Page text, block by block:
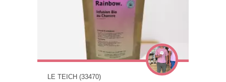
LE TEICH (33470)